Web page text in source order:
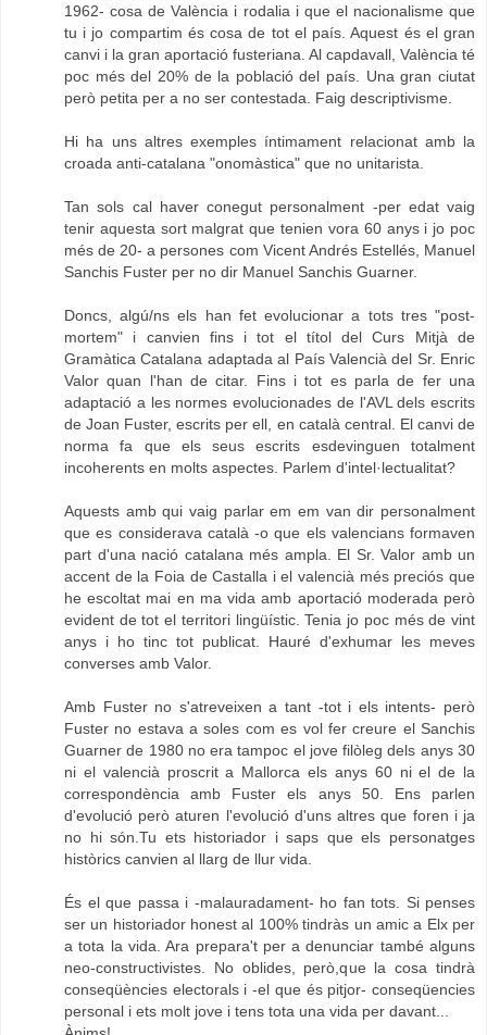
1962- cosa de València i rodalia i que el nacionalisme que
tu i jo compartim és cosa de tot el país. Aquest és el gran
canvi i la gran aportació fusteriana. Al capdavall, València té
poc més del 20% de la població del país. Una gran ciutat
però petita per a no ser contestada. Faig descriptivisme.
Hi ha uns altres exemples íntimament relacionat amb la
croada anti-catalana "onomàstica" que no unitarista.
Tan sols cal haver conegut personalment -per edat vaig
tenir aquesta sort malgrat que tenien vora 60 anys i jo poc
més de 20- a persones com Vicent Andrés Estellés, Manuel
Sanchis Fuster per no dir Manuel Sanchis Guarner.
Doncs, algú/ns els han fet evolucionar a tots tres "post-
mortem" i canvien fins i tot el títol del Curs Mitjà de
Gramàtica Catalana adaptada al País Valencià del Sr. Enric
Valor quan l'han de citar. Fins i tot es parla de fer una
adaptació a les normes evolucionades de l'AVL dels escrits
de Joan Fuster, escrits per ell, en català central. El canvi de
norma fa que els seus escrits esdevinguen totalment
incoherents en molts aspectes. Parlem d'intel·lectualitat?
Aquests amb qui vaig parlar em em van dir personalment
que es considerava català -o que els valencians formaven
part d'una nació catalana més ampla. El Sr. Valor amb un
accent de la Foia de Castalla i el valencià més preciós que
he escoltat mai en ma vida amb aportació moderada però
evident de tot el territori lingüístic. Tenia jo poc més de vint
anys i ho tinc tot publicat. Hauré d'exhumar les meves
converses amb Valor.
Amb Fuster no s'atreveixen a tant -tot i els intents- però
Fuster no estava a soles com es vol fer creure el Sanchis
Guarner de 1980 no era tampoc el jove filòleg dels anys 30
ni el valencià proscrit a Mallorca els anys 60 ni el de la
correspondència amb Fuster els anys 50. Ens parlen
d'evolució però aturen l'evolució d'uns altres que foren i ja
no hi són.Tu ets historiador i saps que els personatges
històrics canvien al llarg de llur vida.
És el que passa i -malauradament- ho fan tots. Si penses
ser un historiador honest al 100% tindràs un amic a Elx per
a tota la vida. Ara prepara't per a denunciar també alguns
neo-constructivistes. No oblides, però,que la cosa tindrà
conseqüències electorals i -el que és pitjor- conseqüencies
personal i ets molt jove i tens tota una vida per davant...